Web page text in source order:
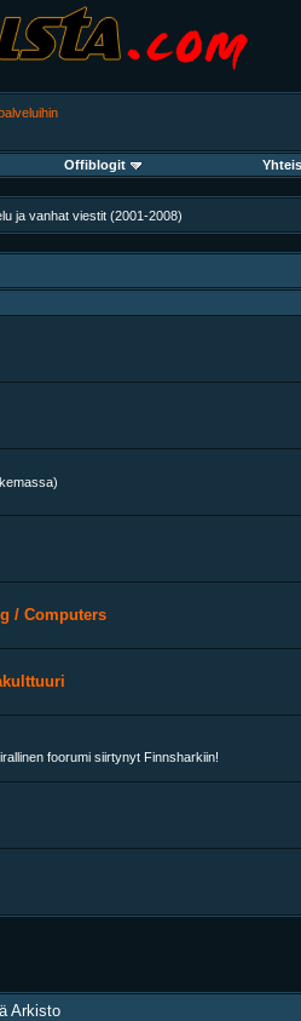
Offiblogit
ja vanhat viestit (2001-2008)
/ Computers
foorumi siirtynyt Finnsharkiin!
Arkisto